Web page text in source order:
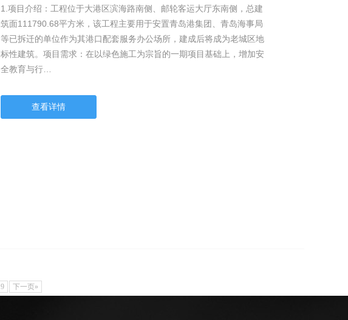
1.项目介绍：工程位于大港区滨海路南侧、邮轮客运大厅东南侧，总建
筑面111790.68平方米，该工程主要用于安置青岛港集团、青岛海事局
等已拆迁的单位作为其港口配套服务办公场所，建成后将成为老城区地
标性建筑。项目需求：在以绿色施工为宗旨的一期项目基础上，增加安
全教育与行…
查看详情
9 下一页»